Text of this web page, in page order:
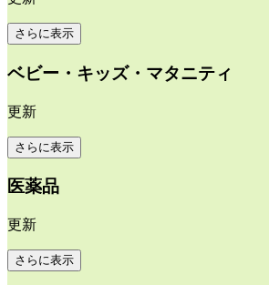
さらに表示
ベビー・キッズ・マタニティ
更新
さらに表示
医薬品
更新
さらに表示